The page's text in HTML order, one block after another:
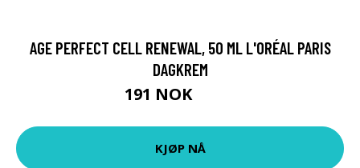
AGE PERFECT CELL RENEWAL, 50 ML L'ORÉAL PARIS
DAGKREM
191 NOK
KJØP NÅ